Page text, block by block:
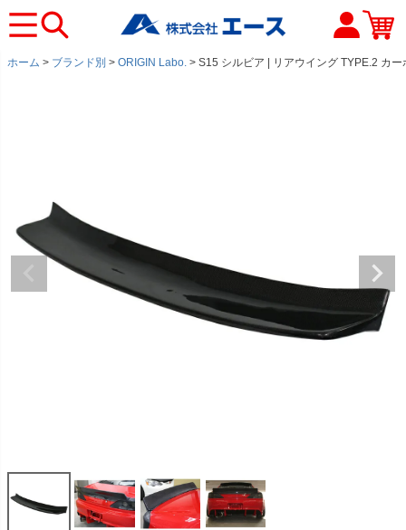
ホーム ブランド別 ORIGIN Labo. S15 シルビア | リアウイング TYPE.2 カー